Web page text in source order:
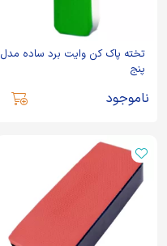
تخته پاک کن وایت برد ساده مدل
پنج
ناموجود